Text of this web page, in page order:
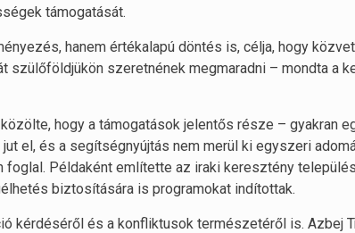
támogatását.
hanem értékalapú döntés is, célja, hogy
szülőföldjükön szeretnének megmaradni – mondta a
hogy a támogatások jelentős része – gyakran
el, és a segítségnyújtás nem merül ki egyszeri
Példaként említette az iraki keresztény
biztosítására is programokat indítottak.
kérdéséről és a konfliktusok természetéről is. Azbej